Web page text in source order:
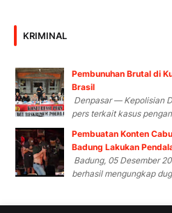
KRIMINAL
Pembunuhan Brutal di
Brasil
Denpasar — Kepolisian
pers terkait kasus
Pembuatan Konten
Badung Lakukan
Badung, 05 Desember
berhasil mengungkap